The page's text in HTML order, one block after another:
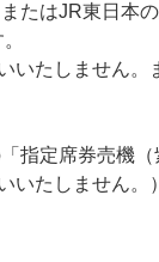
たはJR東日本
いたしません。
指定席券売機
いたしません。）